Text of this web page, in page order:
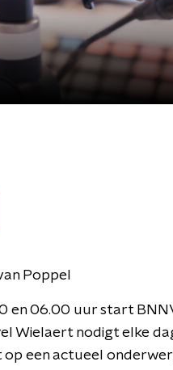
Poppel
en 06.00 uur start
Wielaert nodigt elke
een actueel